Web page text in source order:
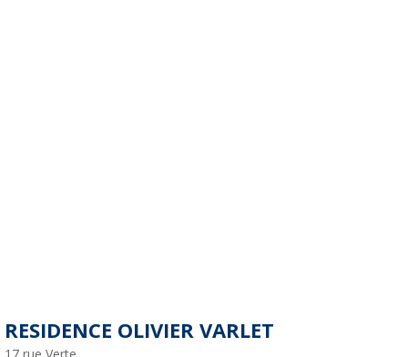
RESIDENCE OLIVIER VARLET